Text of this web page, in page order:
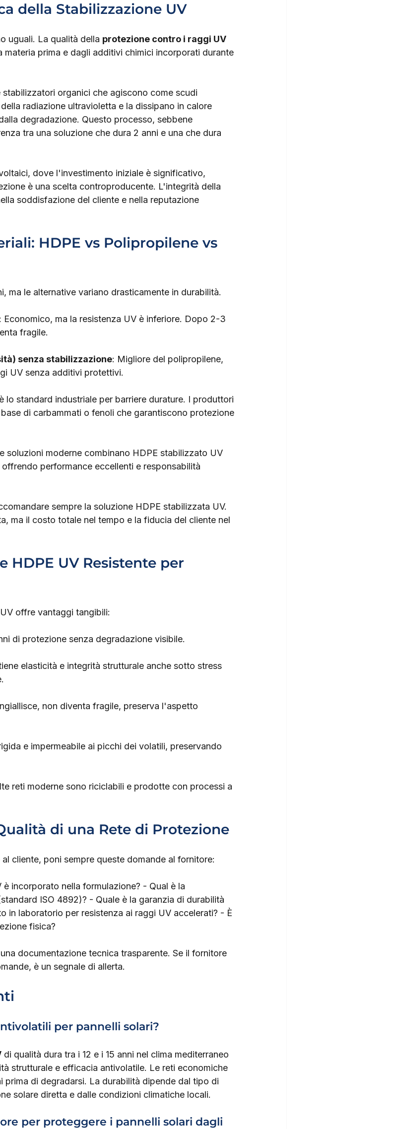
della Stabilizzazione UV
uguali. La qualità della protezione contro i raggi UV
materia prima e dagli additivi chimici incorporati durante
organici che agiscono come scudi
radiazione ultravioletta e la dissipano in calore
degradazione. Questo processo, sebbene
tra una soluzione che dura 2 anni e una che dura
dove l'investimento iniziale è significativo,
è una scelta controproducente. L'integrità della
soddisfazione del cliente e nella reputazione
HDPE vs Polipropilene vs
ma le alternative variano drasticamente in durabilità.
: Economico, ma la resistenza UV è inferiore. Dopo 2-3
fragile.
senza stabilizzazione: Migliore del polipropilene,
UV senza additivi protettivi.
lo standard industriale per barriere durature. I produttori
di carbammati o fenoli che garantiscono protezione
soluzioni moderne combinano HDPE stabilizzato UV
performance eccellenti e responsabilità
sempre la soluzione HDPE stabilizzata UV.
ma il costo totale nel tempo e la fiducia del cliente nel
HDPE UV Resistente per
offre vantaggi tangibili:
di protezione senza degradazione visibile.
elasticità e integrità strutturale anche sotto stress
non diventa fragile, preserva l'aspetto
e impermeabile ai picchi dei volatili, preservando
reti moderne sono riciclabili e prodotte con processi a
di una Rete di Protezione
cliente, poni sempre queste domande al fornitore:
incorporato nella formulazione? - Qual è la
ISO 4892)? - Quale è la garanzia di durabilità
in laboratorio per resistenza ai raggi UV accelerati? - È
fisica?
documentazione tecnica trasparente. Se il fornitore
è un segnale di allerta.
per pannelli solari?
di qualità dura tra i 12 e i 15 anni nel clima mediterraneo
strutturale e efficacia antivolatile. Le reti economiche
di degradarsi. La durabilità dipende dal tipo di
solare diretta e dalle condizioni climatiche locali.
per proteggere i pannelli solari dagli